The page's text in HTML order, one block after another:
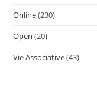
Online(230)
Open (20)
Vie Associative(43)